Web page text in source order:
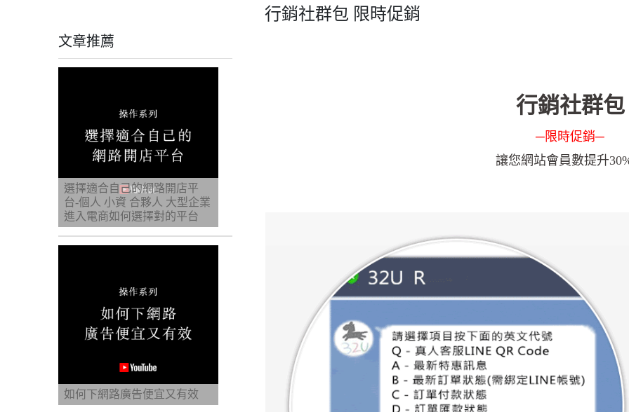
文章推薦
選擇適合自己的網路開店平
台-個人 小資 合夥人 大型企業
進入電商如何選擇對的平台
如何下網路廣告便宜又有效
行銷社群包 限時促銷
行銷社群包
─限時促銷─
讓您網站會員數提升